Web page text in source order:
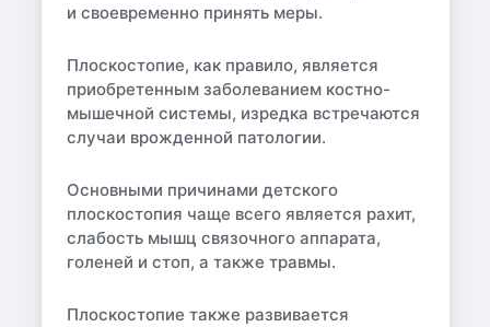
и своевременно принять меры.
Плоскостопие, как правило, является
приобретенным заболеванием костно-
мышечной системы, изредка встречаются
случаи врожденной патологии.
Основными причинами детского
плоскостопия чаще всего является рахит,
слабость мышц связочного аппарата,
голеней и стоп, а также травмы.
Плоскостопие также развивается